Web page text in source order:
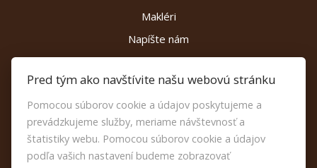
Makléri
Napíšte nám
Kontakt
Reklamačný poriadok
Etický kódex
Nastavenie cookies
Pred tým ako navštívite našu webovú stránku
Pomocou súborov cookie a údajov poskytujeme a
prevádzkujeme služby, meriame návštevnosť a
štatistiky webu. Pomocou súborov cookie a údajov
podľa vašich nastavení budeme zobrazovať